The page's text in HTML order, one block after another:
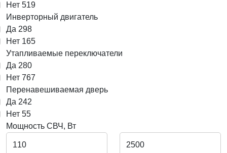
Нет 519
Инверторный двигатель
Да 298
Нет 165
Утапливаемые переключатели
Да 280
Нет 767
Перенавешиваемая дверь
Да 242
Нет 55
Мощность СВЧ, Вт